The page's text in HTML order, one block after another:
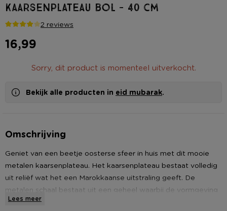
Kaarsenplateau bol - 40 cm
2 reviews
16,99
Sorry, dit product is momenteel uitverkocht.
Bekijk alle producten in eid mubarak.
Omschrijving
Geniet van een beetje oosterse sfeer in huis met dit mooie
metalen kaarsenplateau. Het kaarsenplateau bestaat volledig
uit reliëf wat het een Marokkaanse uitstraling geeft. De
metalen schaal bestaat uit een geheel waarbij de vormgeving
van de opstaande rand bolvormig is. Hierdoor ontstaat er een
Lees meer